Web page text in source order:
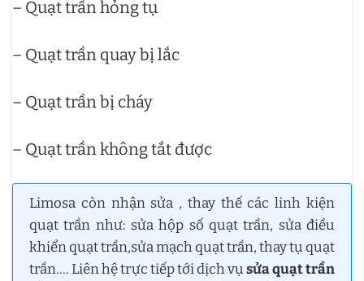
– Quạt trần hỏng tụ
– Quạt trần quay bị lắc
– Quạt trần bị cháy
– Quạt trần không tắt được
Limosa còn nhận sửa , thay thế các linh kiện
quạt trần như: sửa hộp số quạt trần, sửa điều
khiển quạt trần,sửa mạch quạt trần, thay tụ quạt
trần…. Liên hệ trực tiếp tới dịch vụsửa quạt trần